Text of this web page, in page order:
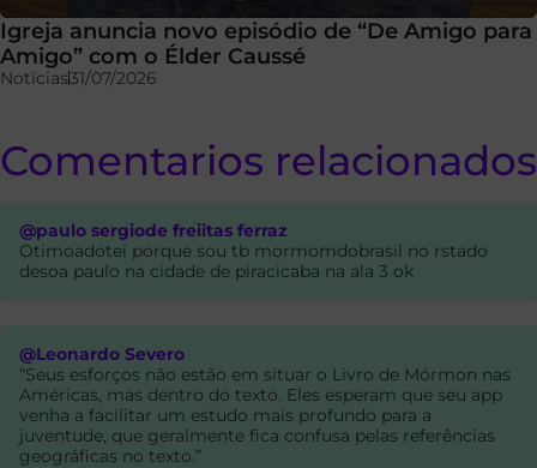
Igreja anuncia novo episódio de “De Amigo para
Amigo” com o Élder Caussé
Notícias31/07/2026
Comentarios relacionados
@paulo sergiode freiitas ferraz
Otimoadotei porque sou tb mormomdobrasil no rstado
desoa paulo na cidade de piracicaba na ala 3 ok
@Leonardo Severo
“Seus esforços não estão em situar o Livro de Mórmon nas
Américas, mas dentro do texto. Eles esperam que seu app
venha a facilitar um estudo mais profundo para a
juventude, que geralmente fica confusa pelas referências
geográficas no texto.”